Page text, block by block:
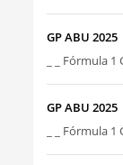
GP ABU 2025
_ _ Fórmula
GP ABU 2025
_ _ Fórmula